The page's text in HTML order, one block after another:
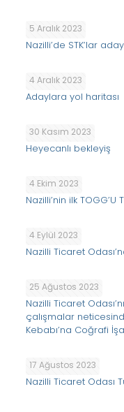
5 Aralık 2023
Nazilli’de STK’lar
4 Aralık 2023
Adaylara yol haritası
30 Kasım 2023
Heyecanlı bekleyiş
4 Ekim 2023
Nazilli’nin ilk
4 Eylül 2023
Nazilli Ticaret
25 Ağustos 2023
Nazilli Ticaret
çalışmalar
Kebabı’na Coğrafi
17 Ağustos 2023
Nazilli Ticaret Odası